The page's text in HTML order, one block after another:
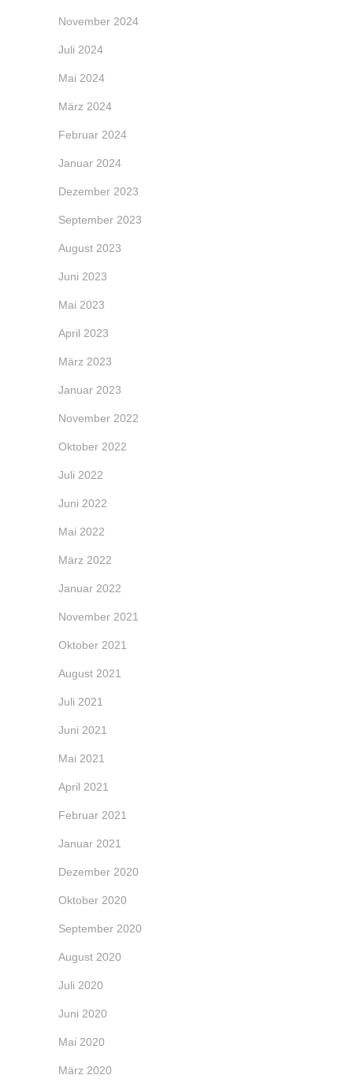
November 2024
Juli 2024
Mai 2024
März 2024
Februar 2024
Januar 2024
Dezember 2023
September 2023
August 2023
Juni 2023
Mai 2023
April 2023
März 2023
Januar 2023
November 2022
Oktober 2022
Juli 2022
Juni 2022
Mai 2022
März 2022
Januar 2022
November 2021
Oktober 2021
August 2021
Juli 2021
Juni 2021
Mai 2021
April 2021
Februar 2021
Januar 2021
Dezember 2020
Oktober 2020
September 2020
August 2020
Juli 2020
Juni 2020
Mai 2020
März 2020